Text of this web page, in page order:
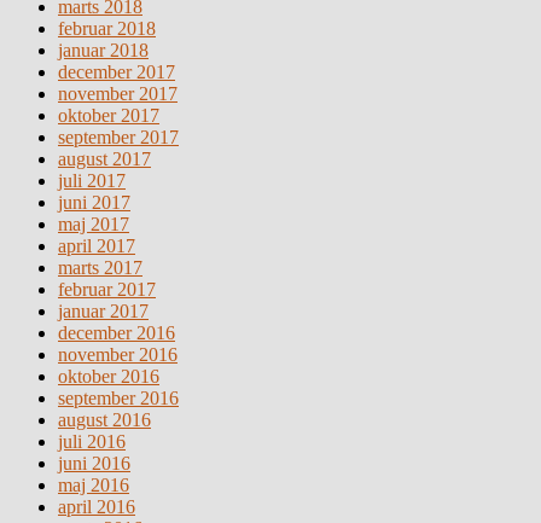
marts 2018
februar 2018
januar 2018
december 2017
november 2017
oktober 2017
september 2017
august 2017
juli 2017
juni 2017
maj 2017
april 2017
marts 2017
februar 2017
januar 2017
december 2016
november 2016
oktober 2016
september 2016
august 2016
juli 2016
juni 2016
maj 2016
april 2016